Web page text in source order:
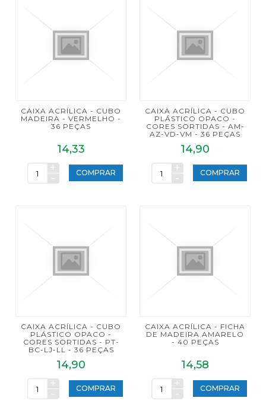
CAIXA ACRÍLICA - CUBO
MADEIRA - VERMELHO -
36 PEÇAS
14,33
+
-
COMPRAR
CAIXA ACRÍLICA - CUBO
PLÁSTICO OPACO -
CORES SORTIDAS - AM-
AZ-VD-VM - 36 PEÇAS
14,90
+
-
COMPRAR
CAIXA ACRÍLICA - CUBO
PLÁSTICO OPACO -
CORES SORTIDAS - PT-
BC-LJ-LL - 36 PEÇAS
14,90
+
-
COMPRAR
CAIXA ACRÍLICA - FICHA
DE MADEIRA AMARELO
- 40 PEÇAS
14,58
+
-
COMPRAR